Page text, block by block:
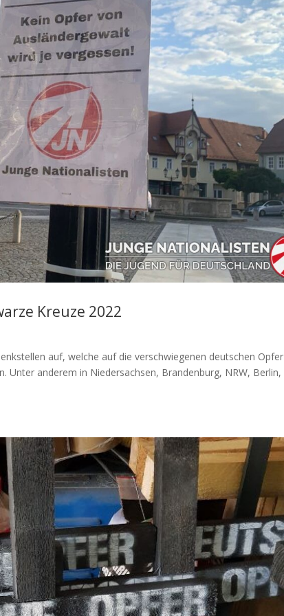
Kreuze 2022
auf, welche auf die verschwiegenen deutschen Opfer
Unter anderem in Niedersachsen, Brandenburg, NRW, Berlin,